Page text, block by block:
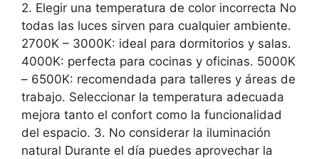
2. Elegir una temperatura de color incorrecta No
todas las luces sirven para cualquier ambiente.
2700K – 3000K: ideal para dormitorios y salas.
4000K: perfecta para cocinas y oficinas. 5000K
– 6500K: recomendada para talleres y áreas de
trabajo. Seleccionar la temperatura adecuada
mejora tanto el confort como la funcionalidad
del espacio. 3. No considerar la iluminación
natural Durante el día puedes aprovechar la